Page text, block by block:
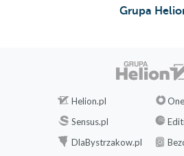
Grupa
Helion.pl
Sensus.pl
DlaBystrzakow.pl